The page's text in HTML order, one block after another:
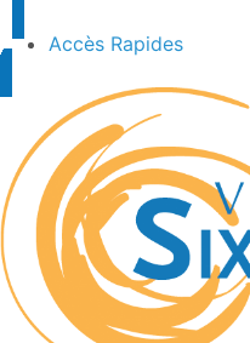
Accès Rapides